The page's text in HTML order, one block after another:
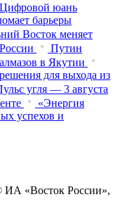
Цифровой юань
барьеры
Восток меняет
Путин
в Якутии
для выхода из
угля — 3 августа
«Энергия
успехов и
ИА «Восток России»,